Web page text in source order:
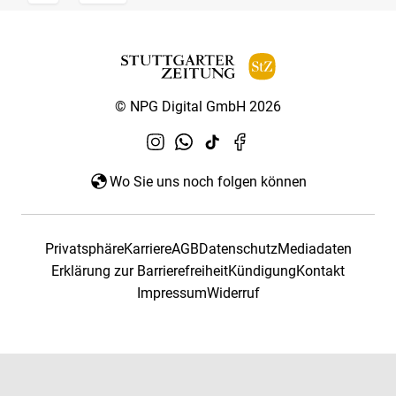
© NPG Digital GmbH 2026
Wo Sie uns noch folgen können
PrivatsphäreKarriereAGBDatenschutzMediadaten
Erklärung zur BarrierefreiheitKündigungKontakt
ImpressumWiderruf